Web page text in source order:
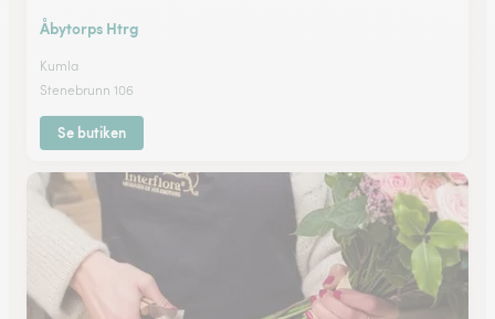
Åbytorps Htrg
Kumla
Stenebrunn 106
Se butiken